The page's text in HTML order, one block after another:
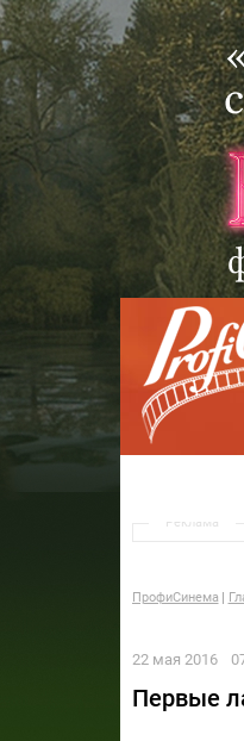
Реклама
ПрофиСинема
22 мая 2016
Первые